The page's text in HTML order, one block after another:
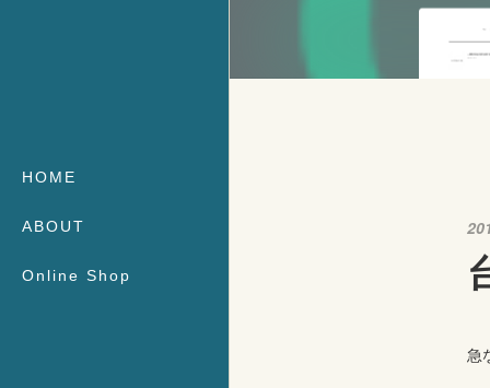
HOME
ABOUT
Online Shop
急